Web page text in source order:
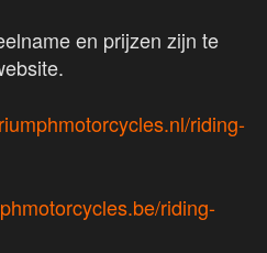
en prijzen zijn te
riding-
riding-